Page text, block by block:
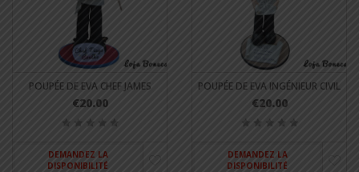
POUPÉE DE EVA CHEF JAMES
€20.00
DEMANDEZ LA
DISPONIBILITÉ
POUPÉE DE EVA INGÉNIEUR CIVIL
€20.00
DEMANDEZ LA
DISPONIBILITÉ